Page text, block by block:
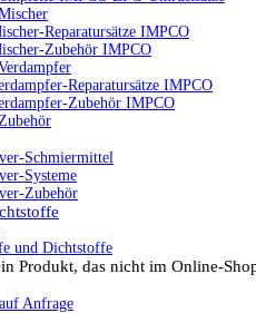
Reparatursätze IMPCO
Zubehör IMPCO
Reparatursätze IMPCO
Zubehör IMPCO
Schmiermittel
Systeme
Zubehör
und Dichtstoffe
Produkt, das nicht im Online-
Anfrage